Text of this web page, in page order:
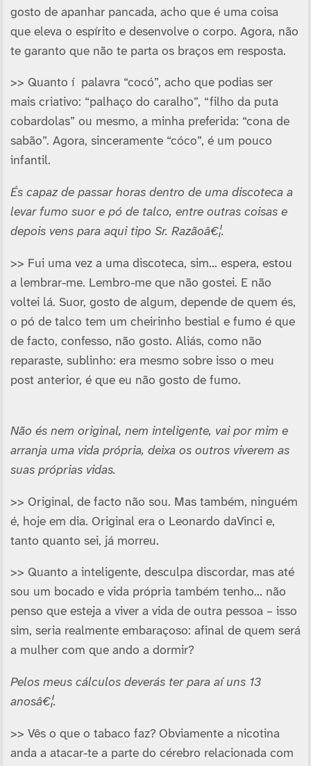
gosto de apanhar pancada, acho que é uma coisa
que eleva o espí­rito e desenvolve o corpo. Agora, não
te garanto que não te parta os braços em resposta.
>> Quanto í palavra “cocó”, acho que podias ser
mais criativo: “palhaço do caralho”, “filho da puta
cobardolas” ou mesmo, a minha preferida: “cona de
sabão”. Agora, sinceramente “cóco”, é um pouco
infantil.
És capaz de passar horas dentro de uma discoteca a
levar fumo suor e pó de talco, entre outras coisas e
depois vens para aqui tipo Sr. Razãoâ€¦.
>> Fui uma vez a uma discoteca, sim… espera, estou
a lembrar-me. Lembro-me que não gostei. E não
voltei lá. Suor, gosto de algum, depende de quem és,
o pó de talco tem um cheirinho bestial e fumo é que
de facto, confesso, não gosto. Aliás, como não
reparaste, sublinho: era mesmo sobre isso o meu
post anterior, é que eu não gosto de fumo.
Não és nem original, nem inteligente, vai por mim e
arranja uma vida própria, deixa os outros viverem as
suas próprias vidas.
>> Original, de facto não sou. Mas também, ninguém
é, hoje em dia. Original era o Leonardo daVinci e,
tanto quanto sei, já morreu.
>> Quanto a inteligente, desculpa discordar, mas até
sou um bocado e vida própria também tenho… não
penso que esteja a viver a vida de outra pessoa – isso
sim, seria realmente embaraçoso: afinal de quem será
a mulher com que ando a dormir?
Pelos meus cálculos deverás ter para aí­ uns 13
anosâ€¦.
>> Vês o que o tabaco faz? Obviamente a nicotina
anda a atacar-te a parte do cérebro relacionada com